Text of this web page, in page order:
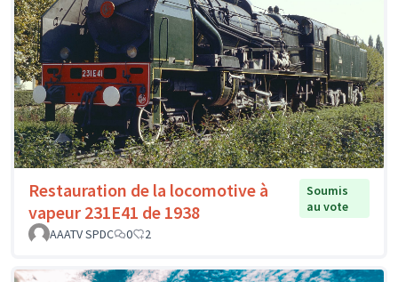
Restauration de la locomotive à
vapeur 231E41 de 1938
Soumis
au vote
AAATV SPDC
0 2